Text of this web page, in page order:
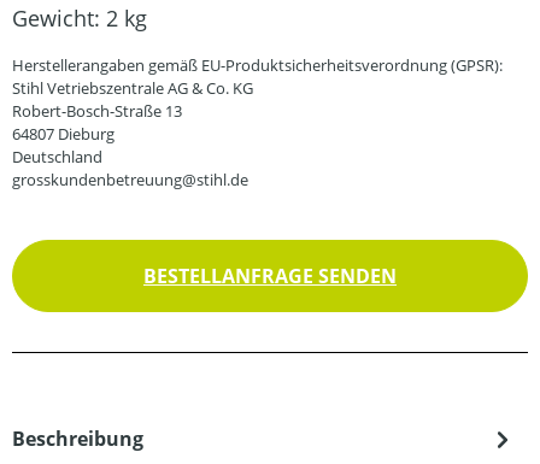
Gewicht: 2 kg
Herstellerangaben gemäß EU-Produktsicherheitsverordnung (GPSR):
Stihl Vetriebszentrale AG & Co. KG
Robert-Bosch-Straße 13
64807 Dieburg
Deutschland
grosskundenbetreuung@stihl.de
BESTELLANFRAGE SENDEN
Beschreibung